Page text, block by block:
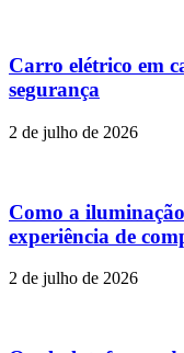
Carro elétrico em
segurança
2 de julho de 2026
Como a
experiência de
2 de julho de 2026